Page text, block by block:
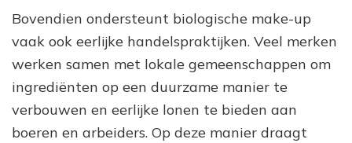
Bovendien ondersteunt biologische make-up
vaak ook eerlijke handelspraktijken. Veel merken
werken samen met lokale gemeenschappen om
ingrediënten op een duurzame manier te
verbouwen en eerlijke lonen te bieden aan
boeren en arbeiders. Op deze manier draagt